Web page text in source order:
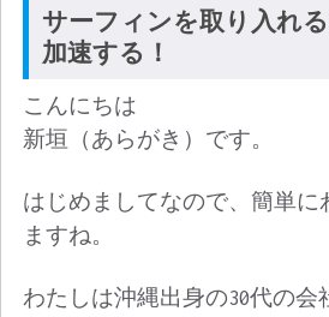
サーフィンを取り入れ
加速する！
こんにちは
新垣（あらがき）です。
はじめましてなので、簡単に
ますね。
わたしは沖縄出身の30代の会